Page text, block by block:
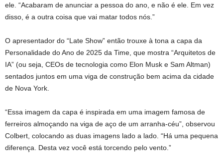
ele. “Acabaram de anunciar a pessoa do ano, e não é ele. Em vez
disso, é a outra coisa que vai matar todos nós.”
O apresentador do “Late Show” então trouxe à tona a capa da
Personalidade do Ano de 2025 da Time, que mostra “Arquitetos de
IA” (ou seja, CEOs de tecnologia como Elon Musk e Sam Altman)
sentados juntos em uma viga de construção bem acima da cidade
de Nova York.
“Essa imagem da capa é inspirada em uma imagem famosa de
ferreiros almoçando na viga de aço de um arranha-céu”, observou
Colbert, colocando as duas imagens lado a lado. “Há uma pequena
diferença. Desta vez você está torcendo pelo vento.”